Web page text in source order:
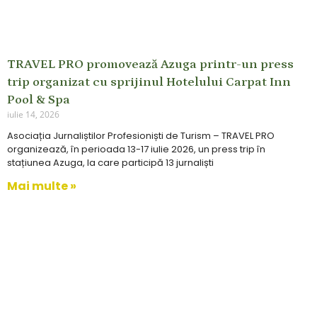
TRAVEL PRO promovează Azuga printr-un press
trip organizat cu sprijinul Hotelului Carpat Inn
Pool & Spa
iulie 14, 2026
Asociația Jurnaliștilor Profesioniști de Turism – TRAVEL PRO
organizează, în perioada 13-17 iulie 2026, un press trip în
stațiunea Azuga, la care participă 13 jurnaliști
Mai multe »